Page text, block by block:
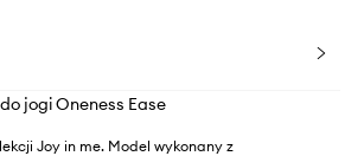
jogi Oneness Ease
Joy in me. Model wykonany z